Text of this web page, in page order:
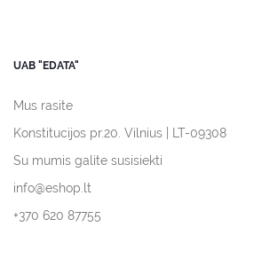
UAB "EDATA"
Mus rasite
Konstitucijos pr.20. Vilnius | LT-09308
Su mumis galite susisiekti
info@eshop.lt
+370 620 87755